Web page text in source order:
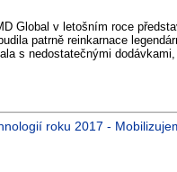
Global v letošním roce
patrně reinkarnace
s nedostatečnými
roku 2017 -